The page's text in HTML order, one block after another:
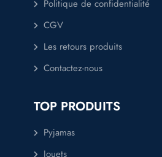
Politique de confidentialité
CGV
Les retours produits
Contactez-nous
TOP PRODUITS
Pyjamas
Jouets